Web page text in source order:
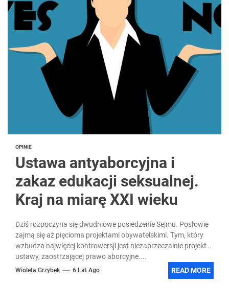
OPINIE
Ustawa antyaborcyjna i
zakaz edukacji seksualnej.
Kraj na miarę XXI wieku
Dziś rozpoczyna się dwudniowe posiedzenie Sejmu. Posłowie
zajmą się aż pięcioma projektami obywatelskimi. Tym, który
wzbudza najwięcej kontrowersji jest niezaprzeczalnie projekt
ustawy, zaostrzającej prawo aborcyjne....
Wioleta Grzybek 6 Lat Ago READ MORE